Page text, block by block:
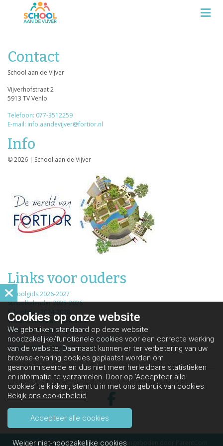
Contact
School aan de Vijver
Vijverhofstraat 2
5913 TV Venlo
Telefoon: 077-3512259
E-mail: info.aandevijver@fortior.nl
Info
© 2026 | School aan de Vijver
Links voor ouders
Schoolgids 2026-2027
Schoolkalender 2025-2026
Schoolplan 2024-2028
Visual Schoolplan 2024-2028
School ondersteuningsprofiel
Inlog ouderportaal (Zittende leerling)
Download het aanmeldformulier
Copyright School aan de Vijver 2026 - Aangeboden door ParentCom
Cookies oponze website
We gebruiken standaard op deze website
noodzakelijke/functionele cookies voor een correcte werking
van de website. Daarnaast kunnen er ter verbetering van uw
browse-ervaring cookies geplaatst worden om
geanonimiseerde en dus niet meer herleidbare statistieken
en informatie te verzamelen. Door op ‘Accepteer alle
cookies’ te klikken, stemt u in met ons gebruik van cookies.
Bekijk ons cookiebeleid
Accepteer alle cookies
Weiger niet-noodzakelijke cookies